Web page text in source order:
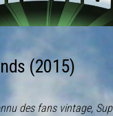
(2015)
des fans vintage,